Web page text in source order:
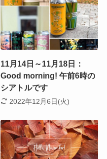
11月14日～11月18日：
Good morning! 午前6時の
シアトルです
2022年12月6日(火)